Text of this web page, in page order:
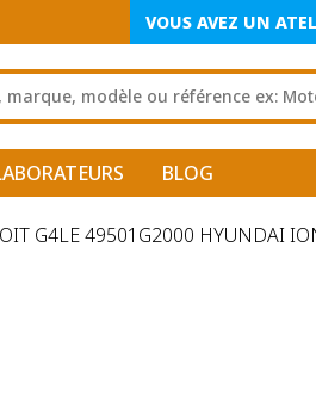
VOUS AVEZ UN
BLOG
G4LE 49501G2000 HYUNDAI